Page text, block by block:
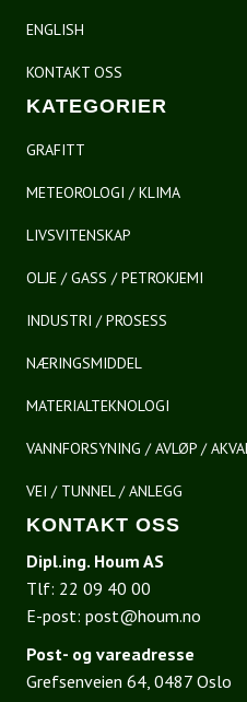
ENGLISH
KONTAKT OSS
KATEGORIER
GRAFITT
METEOROLOGI / KLIMA
LIVSVITENSKAP
OLJE / GASS / PETROKJEMI
INDUSTRI / PROSESS
NÆRINGSMIDDEL
MATERIALTEKNOLOGI
VANNFORSYNING / AVLØP /
VEI / TUNNEL / ANLEGG
KONTAKT OSS
Dipl.ing. Houm AS
Tlf: 22 09 40 00
E-post: post@houm.no
Post- og vareadresse
Grefsenveien 64, 0487 Oslo